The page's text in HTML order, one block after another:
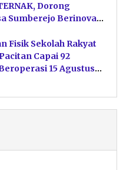
Dorong
Sumberejo Berinovasi
Fisik Sekolah Rakyat
Capai 92
15 Agustus